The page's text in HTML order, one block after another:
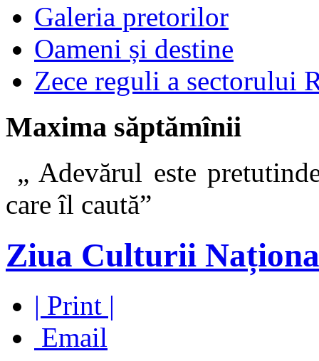
Galeria pretorilor
Oameni și destine
Zece reguli a sectorului
Maxima săptămînii
„ Adevărul este
care îl
Ziua Culturii
| Print |
Email